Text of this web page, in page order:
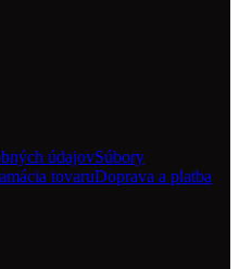
údajovSúbory
tovaruDoprava a platba